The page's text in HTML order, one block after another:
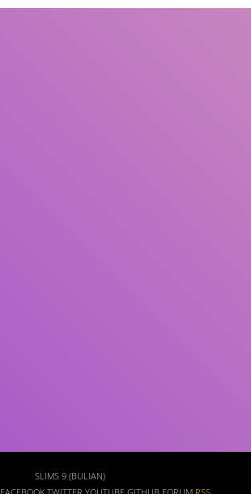
SLIMS 9 (BULIAN)